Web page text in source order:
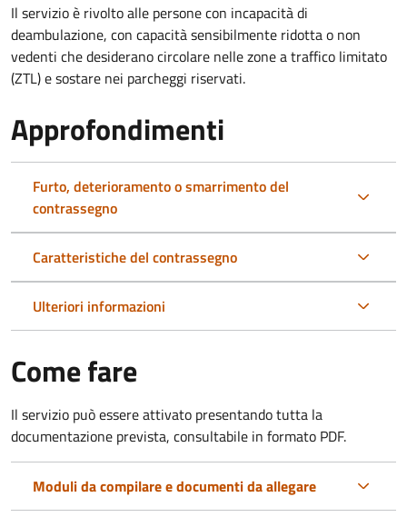
Il servizio è rivolto alle persone con incapacità di
deambulazione, con capacità sensibilmente ridotta o non
vedenti che desiderano circolare nelle zone a traffico limitato
(ZTL) e sostare nei parcheggi riservati.
Approfondimenti
Furto, deterioramento o smarrimento del
contrassegno
Caratteristiche del contrassegno
Ulteriori informazioni
Come fare
Il servizio può essere attivato presentando tutta la
documentazione prevista, consultabile in formato PDF.
Moduli da compilare e documenti da allegare